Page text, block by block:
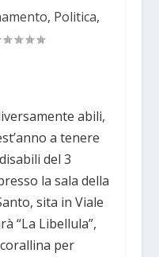
, Politica,
abili,
a tenere
del 3
la sala della
sita in Viale
“La Libellula”,
per